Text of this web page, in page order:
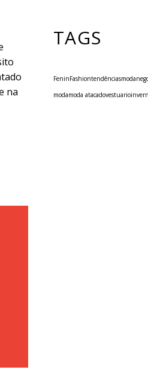
na
TAGS
FeninFashiontendênciasmoda
modamoda atacadovestuario